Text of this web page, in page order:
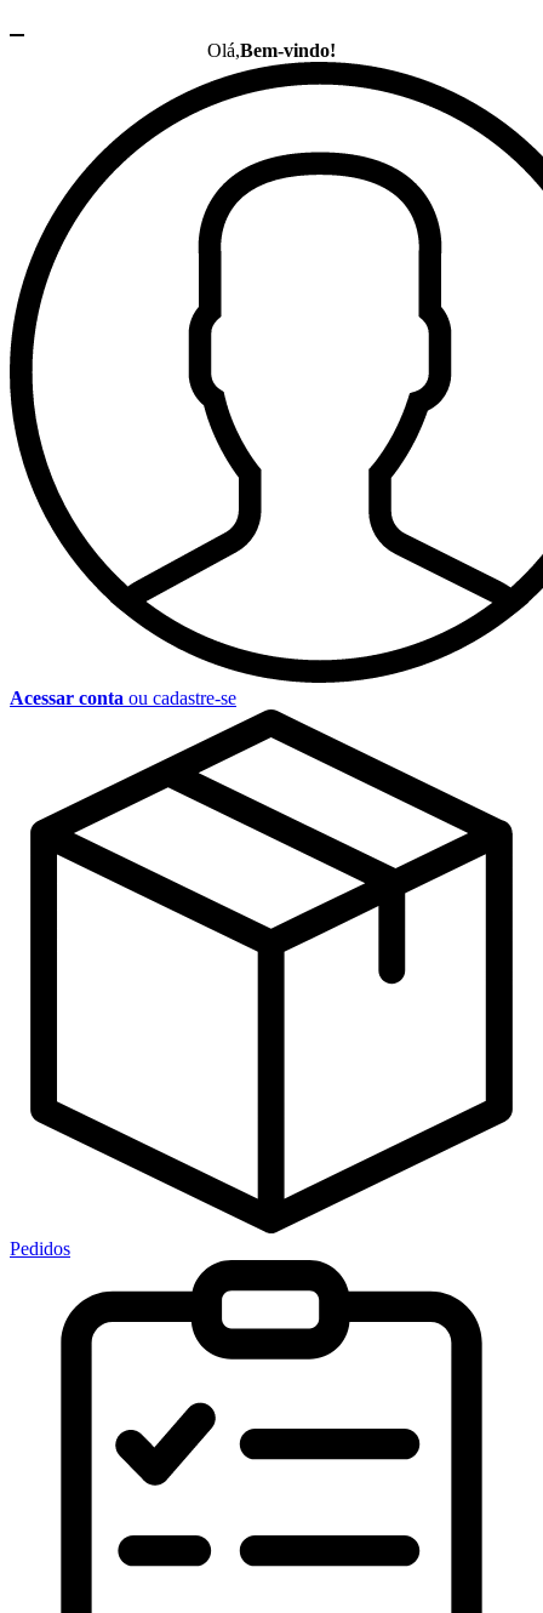
Olá,Bem-vindo!
Acessar conta ou cadastre-se
Pedidos